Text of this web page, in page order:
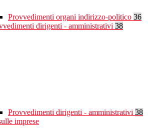
Provvedimenti organi indirizzo-politico 36
dirigenti - amministrativi 38
Provvedimenti dirigenti - amministrativi 38
imprese